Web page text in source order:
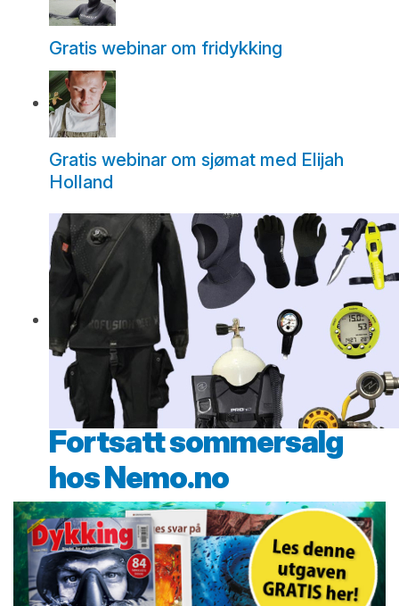
Gratis webinar om fridykking
Gratis webinar om sjømat med Elijah
Holland
Fortsatt sommersalg
hos Nemo.no